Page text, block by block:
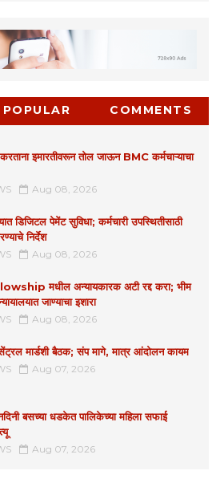
POPULAR COMMENTS
करताना इमारतीवरून तोल जाऊन BMC कर्मचाऱ्याचा
Aug 08, 2026
डिजिटल पेमेंट सुविधा; कर्मचारी उपस्थितीसाठी
निर्देश
Aug 08, 2026
मधील अन्यायकारक अटी रद्द करा; भीम
जाण्याचा इशारा
Aug 08, 2026
सेंट्रल मार्डशी बैठक; संप मागे, मात्र आंदोलन कायम
Aug 07, 2026
बसच्या धडकेत पालिकेच्या महिला सफाई
Aug 07, 2026